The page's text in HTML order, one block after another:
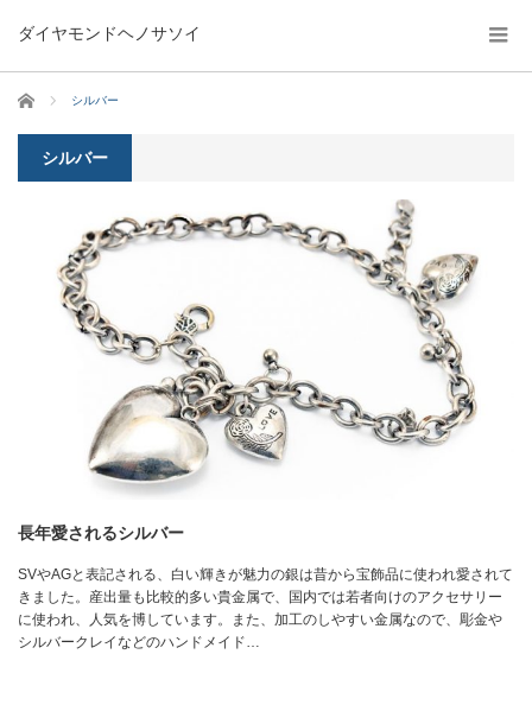
ダイヤモンドヘノサソイ
ホーム シルバー
シルバー
長年愛されるシルバー
SVやAGと表記される、白い輝きが魅力の銀は昔から宝飾品に使われ愛されて
きました。産出量も比較的多い貴金属で、国内では若者向けのアクセサリー
に使われ、人気を博しています。また、加工のしやすい金属なので、彫金や
シルバークレイなどのハンドメイド…